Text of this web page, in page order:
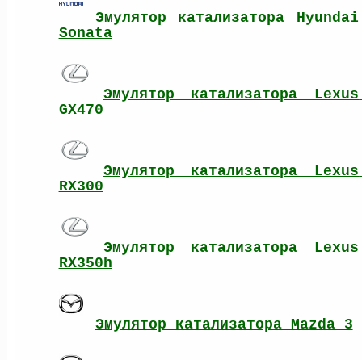
Эмулятор катализатора Hyundai
Sonata
Эмулятор катализатора Lexus
GX470
Эмулятор катализатора Lexus
RX300
Эмулятор катализатора Lexus
RX350h
Эмулятор катализатора Mazda 3